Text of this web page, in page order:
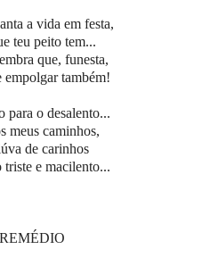
a vida em festa,
teu peito tem...
que, funesta,
empolgar também!
o desalento...
meus caminhos,
de carinhos
e macilento...